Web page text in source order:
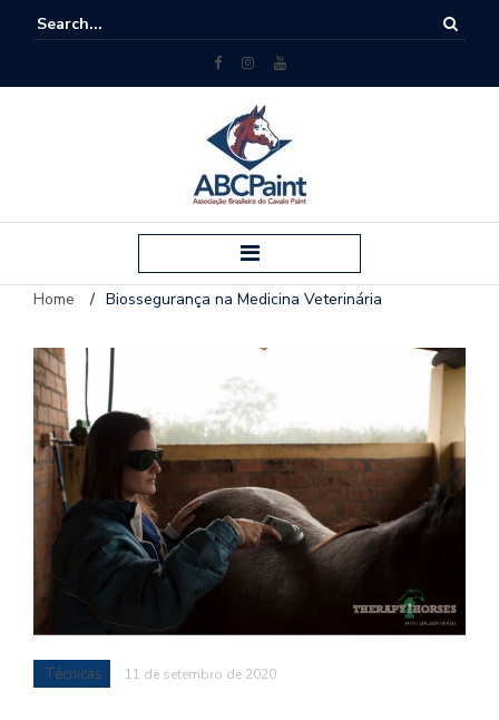
Home / Biossegurança na Medicina Veterinária
Técnicas 11 de setembro de 2020